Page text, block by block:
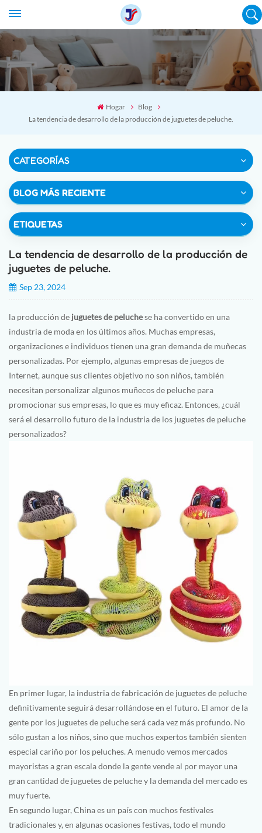
Hogar
Blog
La tendencia de desarrollo de la producción de juguetes de peluche.
CATEGORÍAS
BLOG MÁS RECIENTE
ETIQUETAS
La tendencia de desarrollo de la producción de
juguetes de peluche.
Sep 23, 2024
la producción de juguetes de peluchese ha convertido en una
industria de moda en los últimos años. Muchas empresas,
organizaciones e individuos tienen una gran demanda de muñecas
personalizadas. Por ejemplo, algunas empresas de juegos de
Internet, aunque sus clientes objetivo no son niños, también
necesitan personalizar algunos muñecos de peluche para
promocionar sus empresas, lo que es muy eficaz. Entonces, ¿cuál
será el desarrollo futuro de la industria de los juguetes de peluche
personalizados?
En primer lugar, la industria de fabricación de juguetes de peluche
definitivamente seguirá desarrollándose en el futuro. El amor de la
gente por los juguetes de peluche será cada vez más profundo. No
sólo gustan a los niños, sino que muchos expertos también sienten
especial cariño por los peluches. A menudo vemos mercados
mayoristas a gran escala donde la gente vende al por mayor una
gran cantidad de juguetes de peluche y la demanda del mercado es
muy fuerte.
En segundo lugar, China es un país con muchos festivales
tradicionales y, en algunas ocasiones festivas, todo el mundo